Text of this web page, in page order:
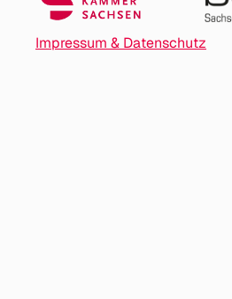
Impressum & Datenschutz